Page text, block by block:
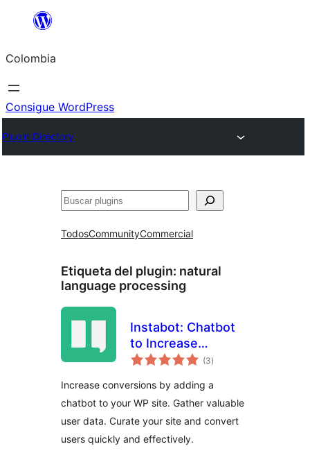
Saltar
contenido
Colombia
Consigue WordPress
Plugin Directory
Buscar
TodosCommunityCommercial
Etiqueta del plugin: natural
language processing
Instabot: Chatbot
to Increase
Conversions on
Free
(3total
de
)
Increase conversions by adding a
chatbot to your WP site. Gather valuable
user data. Curate your site and convert
users quickly and effectively.